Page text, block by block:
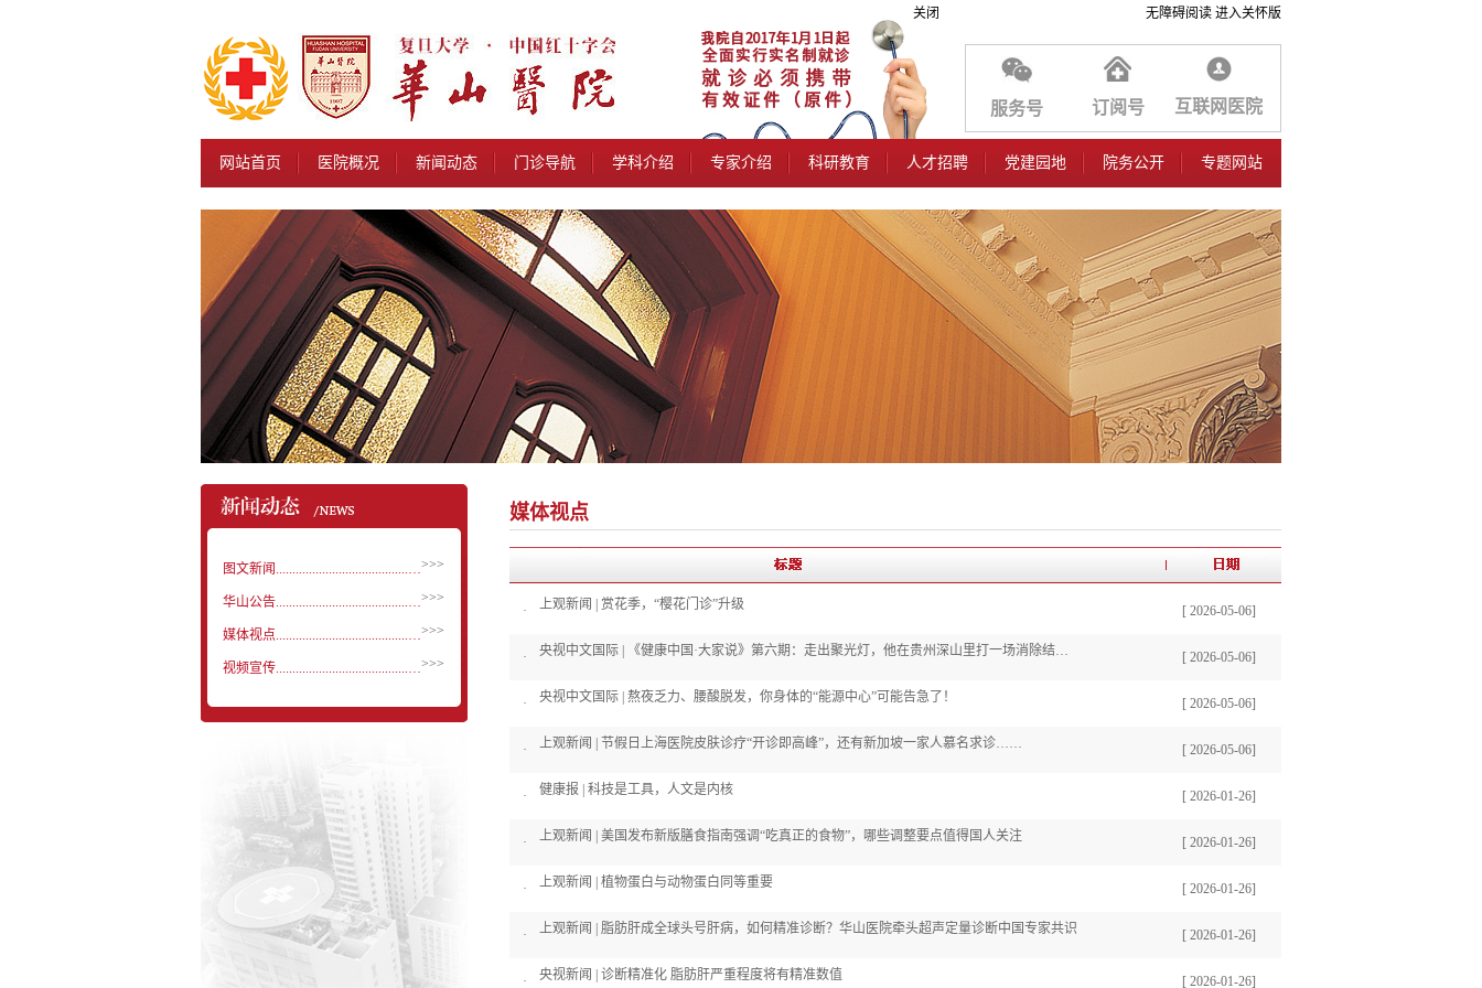
关闭
服务号 订阅号 互联网医院
无障碍阅读 进入关怀版
网站首页 医院概况 新闻动态 门诊导航 学科介绍 专家介绍 科研教育 人才招聘 党建园地 院务公开 专题网站
图文新闻..............................................>>>
华山公告..............................................>>>
媒体视点..............................................>>>
视频宣传..............................................>>>
媒体视点
· 上观新闻 | 赏花季，“樱花门诊”升级 [ 2026-05-06]
· 央视中文国际 | 《健康中国·大家说》第六期：走出聚光灯，他在贵州深山里打一场消除结核病流行的硬... [ 2026-05-06]
· 央视中文国际 | 熬夜乏力、腰酸脱发，你身体的“能源中心”可能告急了！ [ 2026-05-06]
· 上观新闻 | 节假日上海医院皮肤诊疗“开诊即高峰”，还有新加坡一家人慕名求诊…… [ 2026-05-06]
· 健康报 | 科技是工具，人文是内核 [ 2026-01-26]
· 上观新闻 | 美国发布新版膳食指南强调“吃真正的食物”，哪些调整要点值得国人关注 [ 2026-01-26]
· 上观新闻 | 植物蛋白与动物蛋白同等重要 [ 2026-01-26]
· 上观新闻 | 脂肪肝成全球头号肝病，如何精准诊断？华山医院牵头超声定量诊断中国专家共识 [ 2026-01-26]
· 央视新闻 | 诊断精准化 脂肪肝严重程度将有精准数值 [ 2026-01-26]